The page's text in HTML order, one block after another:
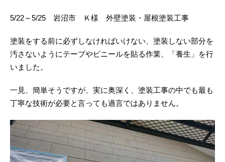
5/22～5/25 岩沼市 Ｋ様 外壁塗装・屋根塗装工事
塗装をする前に必ずしなければいけない、塗装しない部分を
汚さないようにテープやビニールを貼る作業、「養生」を行
いました。
一見、簡単そうですが、実に奥深く、塗装工事の中でも最も
丁寧な技術が必要と言っても過言ではありません。